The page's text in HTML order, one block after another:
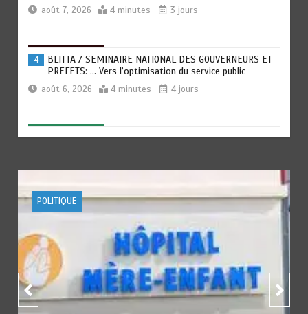
août 7, 2026 4 minutes 3 jours
4
BLITTA / SEMINAIRE NATIONAL DES GOUVERNEURS ET
PREFETS: … Vers l’optimisation du service public
août 6, 2026 4 minutes 4 jours
5
RECHERCHE ET INNOVATION: Le Togo ouvre la voie pour
TOGO : Bon vent dans les secteurs des transports et du
août 6, 2026 4 minutes 4 jours
1
RODRI AU BARÇA PLUTOT QU’AU REAL MADRID : Les
ACTUALITE FOOTBALL SPORTS